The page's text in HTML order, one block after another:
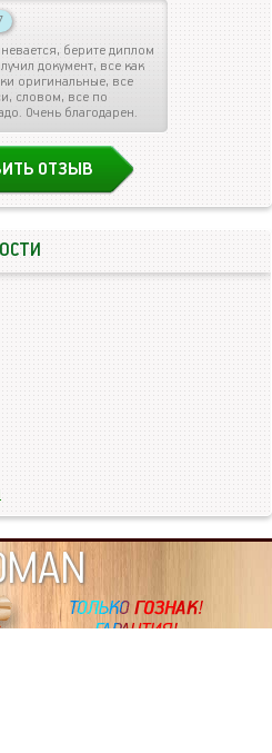
берите диплом
документ, все как
оригинальные, все
словом, все по
Очень благодарен.
ОТЗЫВ